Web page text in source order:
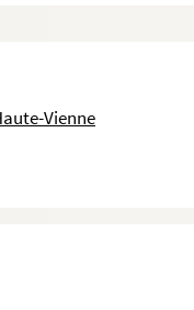
Vienne